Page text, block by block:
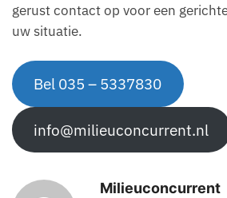
gerust contact op voor een
uw situatie.
Bel 035 – 5337830
info@milieuconcurrent.nl
Milieuconcurrent